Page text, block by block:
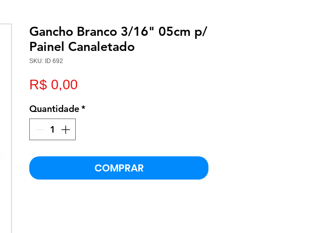
Gancho Branco 3/16" 05cm p/
Painel Canaletado
SKU: ID 692
R$ 0,00
Quantidade*
COMPRAR